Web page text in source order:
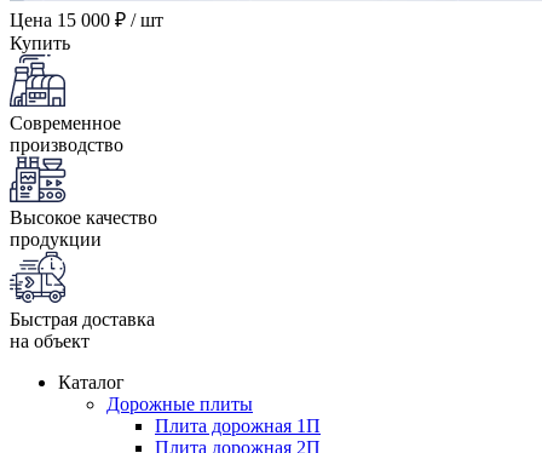
Цена 15 000 ₽ / шт
Купить
Современное
производство
Высокое качество
продукции
Быстрая доставка
на объект
Каталог
Дорожные плиты
Плита дорожная 1П
Плита дорожная 2П